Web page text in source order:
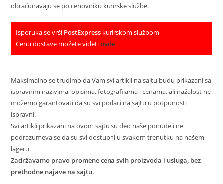
obračunavaju se po cenovniku kurirske službe.
Isporuka se vrši PostExpress kurirskom službom
Cenu dostave možete videtiovde
Maksimalno se trudimo da Vam svi artikli na sajtu budu prikazani sa
ispravnim nazivima, opisima, fotografijama i cenama, ali nažalost ne
možemo garantovati da su svi podaci na sajtu u potpunosti
ispravni.
Svi artikli prikazani na ovom sajtu su deo naše ponude i ne
podrazumeva se da su svi dostupni u svakom trenutku na našem
lageru.
Zadržavamo pravo promene cena svih proizvoda i usluga, bez
prethodne najave na sajtu.